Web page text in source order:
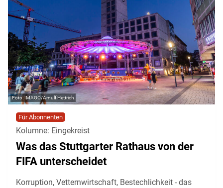
IMAGO/Arnulf Hettrich
Für Abonnenten
Kolumne: Eingekreist
Was das Stuttgarter Rathaus von der
FIFA unterscheidet
Korruption, Vetternwirtschaft, Bestechlichkeit - das